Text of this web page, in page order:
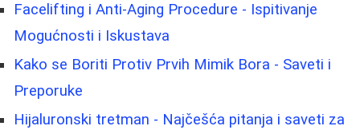
Facelifting i Anti-Aging Procedure - Ispitivanje
Mogućnosti i Iskustava
Kako se Boriti Protiv Prvih Mimik Bora - Saveti i
Preporuke
Hijaluronski tretman - Najčešća pitanja i saveti za